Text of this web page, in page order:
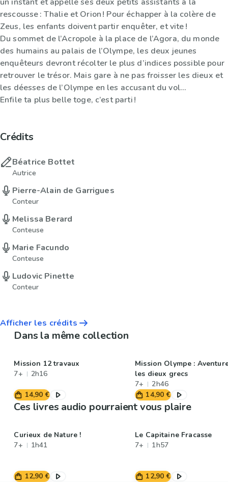
rescousse : Thalie et Orion ! Pour échapper à la colère de
Zeus, les enfants doivent partir enquêter, et vite !
Du sommet de l’Acropole à la place de l’Agora, du monde
des humains au palais de l’Olympe, les deux jeunes
enquêteurs devront récolter le plus d’indices possible pour
retrouver le trésor. Mais gare à ne pas froisser les dieux et
les déesses de l’Olympe en les accusant du vol…
Enfile ta plus belle toge, c’est parti !
Crédits
Béatrice Bottet
Autrice
Pierre-Alain de Garrigues
Conteur
Melissa Berard
Conteuse
Marie Facundo
Conteuse
Ludovic Pinette
Conteur
Afficher les crédits
Dans la même collection
Mission 12 travaux
7+
2h16
14,90 €
Mission Olympe :
les dieux grecs
7+
2h46
14,90 €
Ces livres audio pourraient vous plaire
Curieux de Nature !
7+
1h41
12,90 €
Le Capitaine Fracasse
7+
1h57
12,90 €